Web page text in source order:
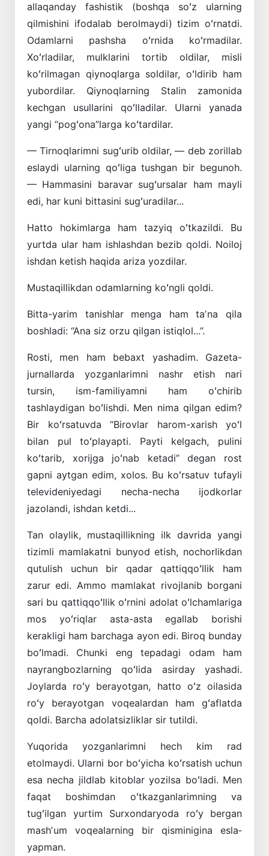
allaqanday fashistik (boshqa soʻz ularning
qilmishini ifodalab berolmaydi) tizim oʻrnatdi.
Odamlarni pashsha oʻrnida koʻrmadilar.
Xoʻrladilar, mulklarini tortib oldilar, misli
koʻrilmagan qiynoqlarga soldilar, oʻldirib ham
yubordilar. Qiynoqlarning Stalin zamonida
kechgan usullarini qoʻlladilar. Ularni yanada
yangi “pogʻona”larga koʻtardilar.
— Tirnoqlarimni sugʻurib oldilar, — deb zorillab
eslaydi ularning qoʻliga tushgan bir begunoh.
— Hammasini baravar sugʻursalar ham mayli
edi, har kuni bittasini sugʻuradilar...
Hatto hokimlarga ham tazyiq oʻtkazildi. Bu
yurtda ular ham ishlashdan bezib qoldi. Noiloj
ishdan ketish haqida ariza yozdilar.
Mustaqillikdan odamlarning koʻngli ­qoldi.
Bitta-yarim tanishlar menga ham taʼna qila
boshladi: “Ana siz orzu qilgan ­istiqlol...”.
Rosti, men ham bebaxt yashadim. Gazeta-
jurnallarda yozganlarimni nashr etish nari
tursin, ism-familiyamni ham oʻchirib
tashlaydigan boʻlishdi. Men nima qilgan edim?
Bir koʻrsatuvda “Birovlar harom-xarish yoʻl
bilan pul toʻplayapti. Payti kelgach, pulini
koʻtarib, xorijga joʻnab ketadi” degan rost
gapni aytgan edim, xolos. Bu koʻrsatuv tufayli
televideniyedagi necha-necha ijodkorlar
jazolandi, ishdan ketdi...
Tan olaylik, mustaqillikning ilk davrida yangi
tizimli mamlakatni bunyod etish, nochorlikdan
qutulish uchun bir qadar qattiqqoʻllik ham
zarur edi. Ammo mamlakat rivojlanib borgani
sari bu qattiqqoʻllik oʻrnini adolat oʻlchamlariga
mos yoʻriqlar asta-asta egallab borishi
kerakligi ham barchaga ayon edi. Biroq bunday
boʻlmadi. Chunki eng tepadagi odam ham
nayrangbozlarning qoʻlida asirday yashadi.
Joylarda roʻy berayotgan, hatto oʻz oila­sida
roʻy berayotgan voqealardan ham gʻaflatda
qoldi. Barcha adolatsizliklar sir tutildi.
Yuqorida yozganlarimni hech kim rad
etolmaydi. Ularni bor boʻyicha koʻrsatish uchun
esa necha jildlab kitoblar yozilsa boʻladi. Men
faqat boshimdan oʻtkazganlarimning va
tugʻilgan yurtim Surxondaryoda roʻy bergan
mashʼum voqealarning bir qisminigina esla­
yapman.